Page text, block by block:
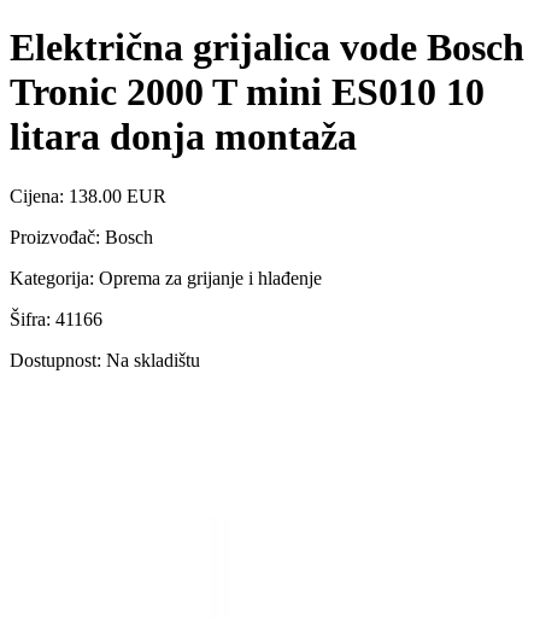
Električna grijalica vode Bosch
Tronic 2000 T mini ES010 10
litara donja montaža
Cijena: 138.00 EUR
Proizvođač: Bosch
Kategorija: Oprema za grijanje i hlađenje
Šifra: 41166
Dostupnost: Na skladištu